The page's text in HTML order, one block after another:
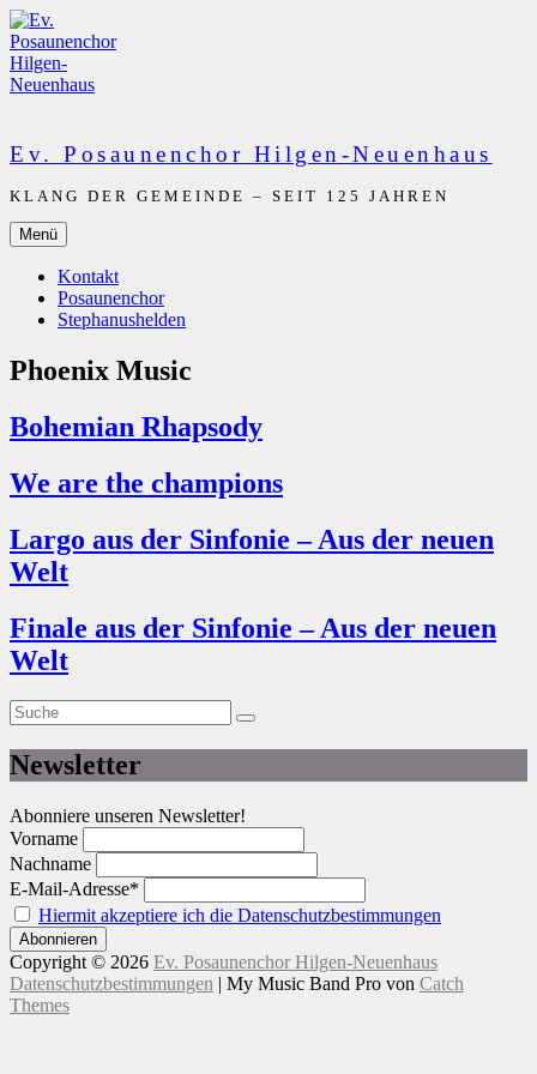
Zum
Inhalt
springen
Ev. Posaunenchor Hilgen-Neuenhaus
KLANG DER GEMEINDE – SEIT 125 JAHREN
Menü
Kontakt
Posaunenchor
Stephanushelden
Phoenix Music
Bohemian Rhapsody
We are the champions
Largo aus der Sinfonie – Aus der neuen
Welt
Finale aus der Sinfonie – Aus der neuen
Welt
Suche
nach:
Suche
Newsletter
Abonniere unseren Newsletter!
Vorname
Nachname
E-Mail-Adresse*
Hiermit akzeptiere ich die Datenschutzbestimmungen
Copyright © 2026 Ev. Posaunenchor Hilgen-Neuenhaus
Datenschutzbestimmungen | My Music Band Pro von Catch
Themes